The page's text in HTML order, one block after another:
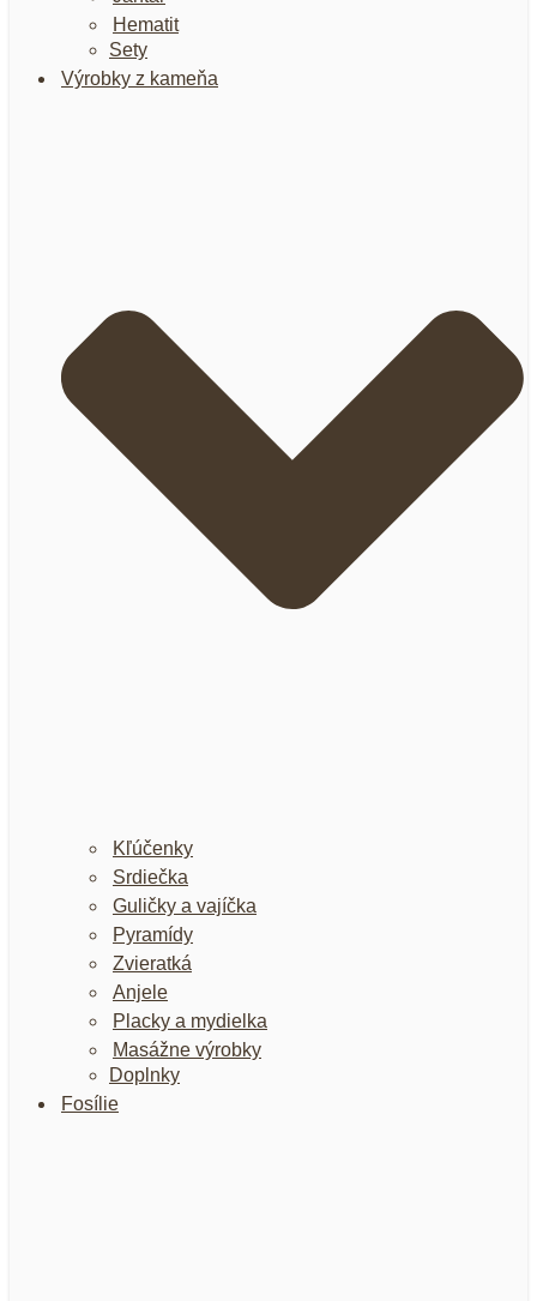
Hematit
Sety
Výrobky z kameňa
Kľúčenky
Srdiečka
Guličky a vajíčka
Pyramídy
Zvieratká
Anjele
Placky a mydielka
Masážne výrobky
Doplnky
Fosílie